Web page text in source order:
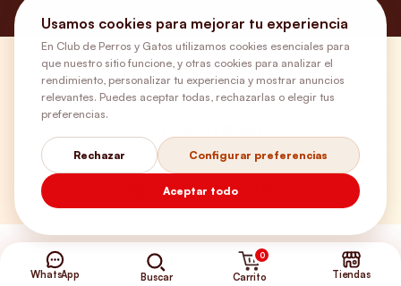
¿Necesitas ayuda?
+56 9 5646 8188
WhatsApp Buscar
0
Carrito Tiendas
Usamos cookies para mejorar tu experiencia
En Club de Perros y Gatos utilizamos cookies esenciales para
que nuestro sitio funcione, y otras cookies para analizar el
rendimiento, personalizar tu experiencia y mostrar anuncios
relevantes. Puedes aceptar todas, rechazarlas o elegir tus
preferencias.
Rechazar Configurar preferencias
Aceptar todo